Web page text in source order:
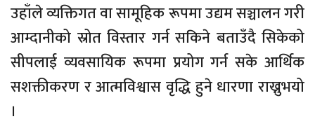
उहाँले व्यक्तिगत वा सामूहिक रूपमा उद्यम सञ्चालन गरी
आम्दानीको स्रोत विस्तार गर्न सकिने बताउँदै सिकेको
सीपलाई व्यवसायिक रूपमा प्रयोग गर्न सके आर्थिक
सशक्तीकरण र आत्मविश्वास वृद्धि हुने धारणा राख्नुभयो
।